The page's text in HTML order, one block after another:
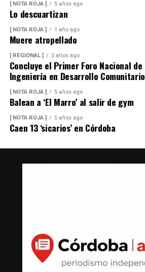
[ NOTA ROJA ] 5 años ago
Lo descuartizan
[ NOTA ROJA ] 1 año ago
Muere atropellado
[ REGIONAL ] 5 años ago
Concluye el Primer Foro Nacional de
Ingeniería en Desarrollo Comunitario
[ NOTA ROJA ] 5 años ago
Balean a ‘El Marro’ al salir de gym
[ NOTA ROJA ] 5 años ago
Caen 13 ‘sicarios’ en Córdoba